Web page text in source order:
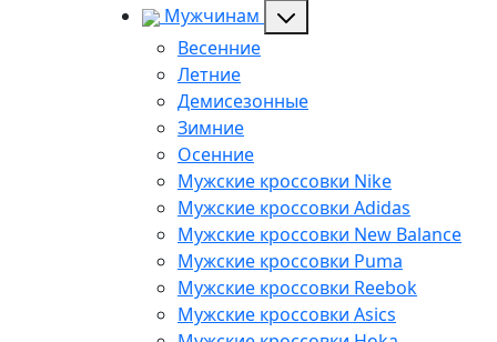
Мужчинам
Весенние
Летние
Демисезонные
Зимние
Осенние
Мужские кроссовки Nike
Мужские кроссовки Adidas
Мужские кроссовки New Balance
Мужские кроссовки Puma
Мужские кроссовки Reebok
Мужские кроссовки Asics